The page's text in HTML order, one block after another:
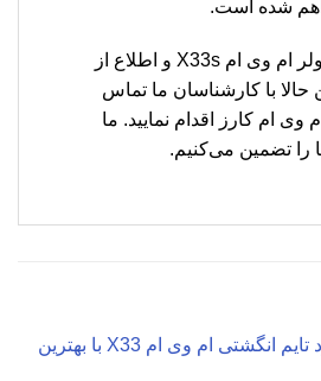
شده است.
برای خرید رادیاتور کولر ام وی ام X33s و اطلاع از
حالا با کارشناسان ما تماس
وی ام کارز اقدام نمایید. ما
تضمین می‌کنیم.